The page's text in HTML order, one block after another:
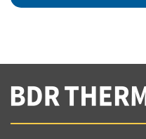
Подтвердить e-mail
Вы соглашаетесь с
конфеденциальности